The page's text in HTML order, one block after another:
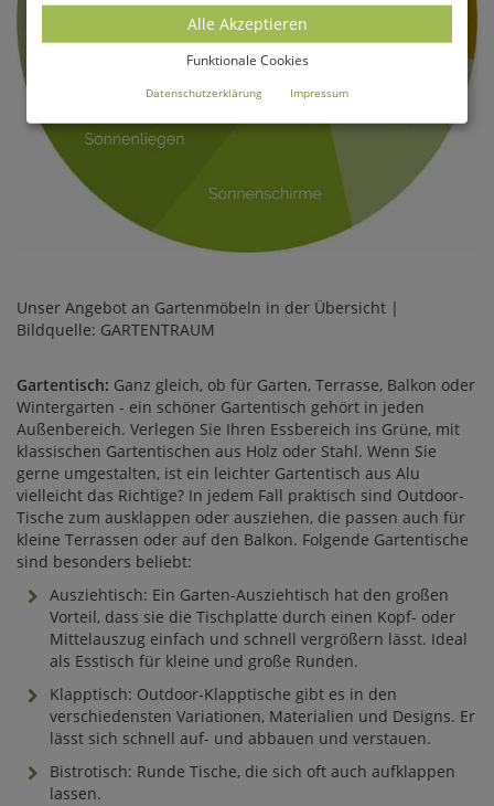
Unser Angebot an Gartenmöbeln in der Übersicht |
Bildquelle: GARTENTRAUM
Gartentisch: Ganz gleich, ob für Garten, Terrasse, Balkon oder
Wintergarten - ein schöner Gartentisch gehört in jeden
Außenbereich. Verlegen Sie Ihren Essbereich ins Grüne, mit
klassischen Gartentischen aus Holz oder Stahl. Wenn Sie
gerne umgestalten, ist ein leichter Gartentisch aus Alu
vielleicht das Richtige? In jedem Fall praktisch sind Outdoor-
Tische zum ausklappen oder ausziehen, die passen auch für
kleine Terrassen oder auf den Balkon. Folgende Gartentische
sind besonders beliebt:
Ausziehtisch: Ein Garten-Ausziehtisch hat den großen
Vorteil, dass sie die Tischplatte durch einen Kopf- oder
Mittelauszug einfach und schnell vergrößern lässt. Ideal
als Esstisch für kleine und große Runden.
Klapptisch: Outdoor-Klapptische gibt es in den
verschiedensten Variationen, Materialien und Designs. Er
lässt sich schnell auf- und abbauen und verstauen.
Bistrotisch: Runde Tische, die sich oft auch aufklappen
lassen.
Alle Akzeptieren
Funktionale Cookies
Datenschutzerklärung Impressum